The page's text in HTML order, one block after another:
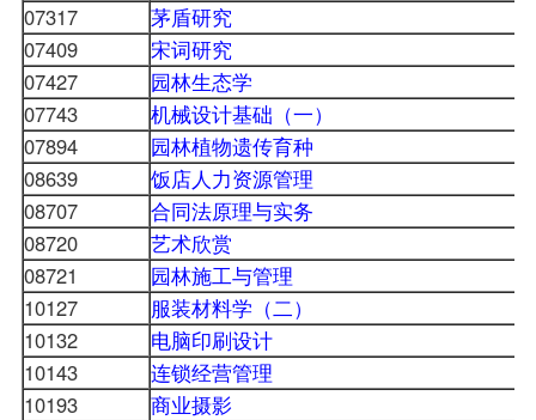
07317
茅盾研究
07409
宋词研究
07427
园林生态学
07743
机械设计基础（一）
07894
园林植物遗传育种
08639
饭店人力资源管理
08707
合同法原理与实务
08720
艺术欣赏
08721
园林施工与管理
10127
服装材料学（二）
10132
电脑印刷设计
10143
连锁经营管理
10193
商业摄影